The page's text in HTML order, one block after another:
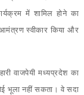
में शामिल होने का
स्वीकार किया और
वाजपेयी मध्यप्रदेश का
भूला नहीं सकता। वे सदा